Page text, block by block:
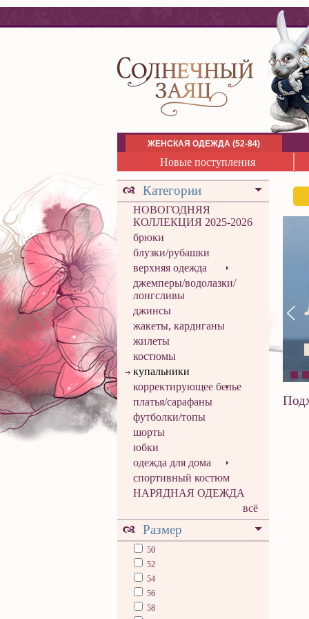
ЖЕНСКАЯ ОДЕЖДА (52-84)
Новые поступления
Категории
НОВОГОДНЯЯ
КОЛЛЕКЦИЯ 2025-2026
брюки
блузки/рубашки
верхняя одежда
джемперы/водолазки/
лонгсливы
джинсы
жакеты, кардиганы
жилеты
костюмы
купальники
корректирующее белье
платья/сарафаны
футболки/топы
шорты
юбки
одежда для дома
спортивный костюм
НАРЯДНАЯ ОДЕЖДА
всё
Размер
50
52
54
56
58